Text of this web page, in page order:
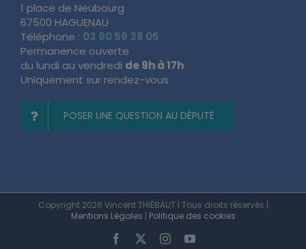
1 place de Neubourg
67500 HAGUENAU
Téléphone : 03 90 59 38 05
Permanence ouverte
du lundi au vendredi de 9h à 17h
Uniquement sur rendez-vous
POSER UNE QUESTION AU DÉPUTÉ
Copyright 2026 Vincent THIÉBAUT | Tous droits réservés |
Mentions Légales | Politique des cookies
Facebook InstagramYouTube